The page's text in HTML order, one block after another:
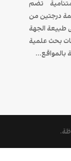
تضم
درجتين من
طبيعة الجهة
بحث علمية
بالمواقع...